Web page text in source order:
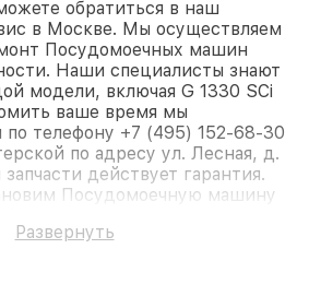
обратиться в наш
в Москве. Мы осуществляем
Посудомоечных машин
Наши специалисты знают
модели, включая G 1330 SCi
ваше время мы
по телефону +7 (495) 152-68-30
по адресу ул. Лесная, д.
действует гарантия.
Посудомоечную машину
Развернуть